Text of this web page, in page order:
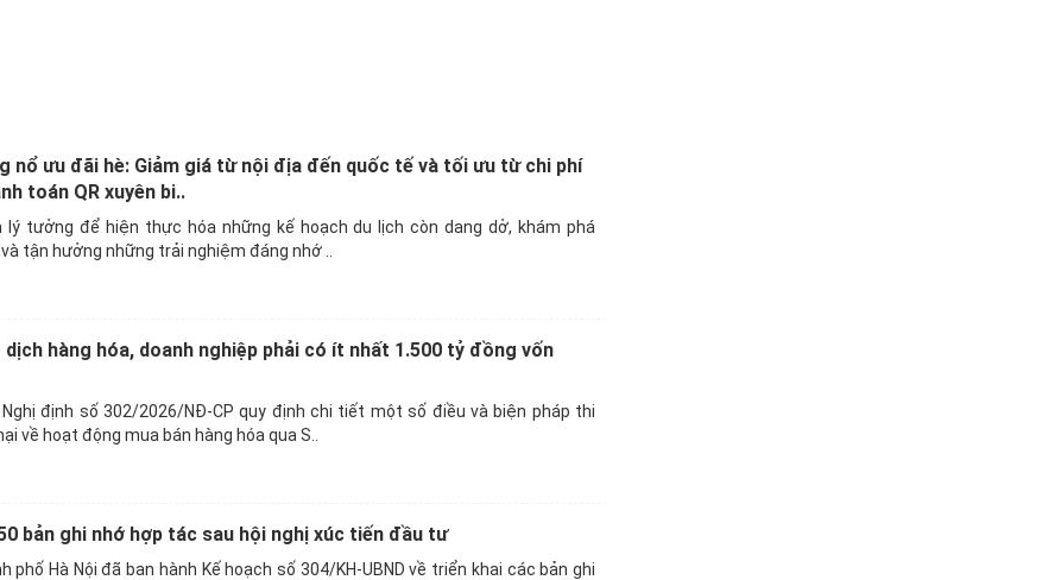
nổ ưu đãi hè: Giảm giá từ nội địa đến quốc tế và tối ưu từ chi phí
toán QR xuyên bi..
lý tưởng để hiện thực hóa những kế hoạch du lịch còn dang dở, khám phá
tận hưởng những trải nghiệm đáng nhớ ..
hàng hóa, doanh nghiệp phải có ít nhất 1.500 tỷ đồng vốn
Nghị định số 302/2026/NĐ-CP quy định chi tiết một số điều và biện pháp thi
về hoạt động mua bán hàng hóa qua S..
bản ghi nhớ hợp tác sau hội nghị xúc tiến đầu tư
phố Hà Nội đã ban hành Kế hoạch số 304/KH-UBND về triển khai các bản ghi